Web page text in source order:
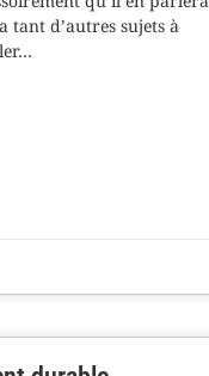
d’autres sujets à